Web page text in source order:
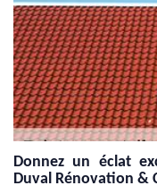
Donnez un éclat
Duval Rénovation &